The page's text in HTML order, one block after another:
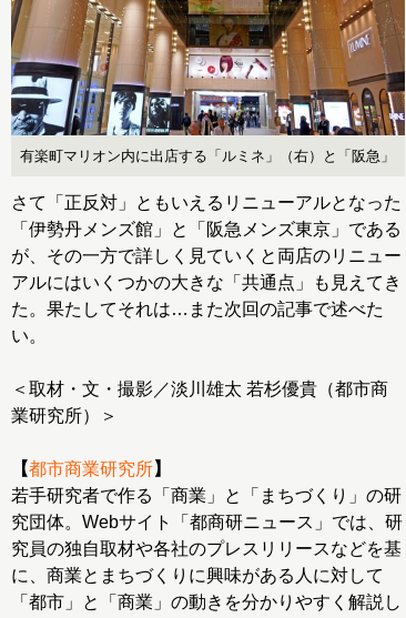
有楽町マリオン内に出店する「ルミネ」（右）と「阪急」
さて「正反対」ともいえるリニューアルとなった
「伊勢丹メンズ館」と「阪急メンズ東京」である
が、その一方で詳しく見ていくと両店のリニュー
アルにはいくつかの大きな「共通点」も見えてき
た。果たしてそれは…また次回の記事で述べた
い。
＜取材・文・撮影／淡川雄太 若杉優貴（都市商
業研究所）＞
【都市商業研究所】
若手研究者で作る「商業」と「まちづくり」の研
究団体。Webサイト「都商研ニュース」では、研
究員の独自取材や各社のプレスリリースなどを基
に、商業とまちづくりに興味がある人に対して
「都市」と「商業」の動きを分かりやすく解説し